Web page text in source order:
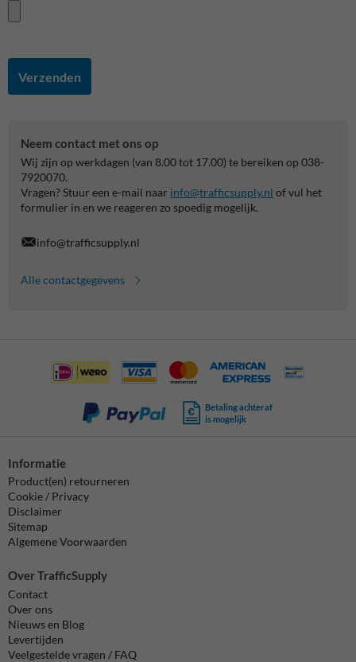
Verzenden
Neem contact met ons op
Wij zijn op werkdagen (van 8.00 tot 17.00) te bereiken op 038-
7920070.
Vragen? Stuur een e-mail naar info@trafficsupply.nl of vul het
formulier in en we reageren zo spoedig mogelijk.
info@trafficsupply.nl
Alle contactgegevens
Betaling achteraf
is mogelijk
Informatie
Product(en) retourneren
Cookie / Privacy
Disclaimer
Sitemap
Algemene Voorwaarden
Over TrafficSupply
Contact
Over ons
Nieuws en Blog
Levertijden
Veelgestelde vragen / FAQ